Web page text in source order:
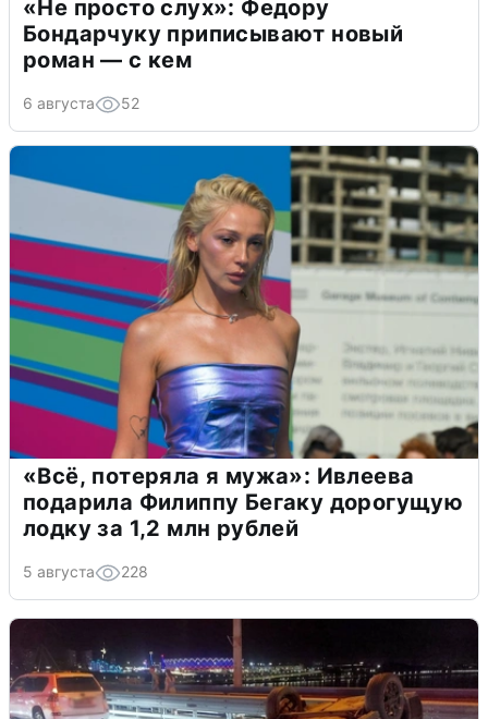
«Не просто слух»: Федору
Бондарчуку приписывают новый
роман — с кем
6 августа 52
«Всё, потеряла я мужа»: Ивлеева
подарила Филиппу Бегаку дорогущую
лодку за 1,2 млн рублей
5 августа 228